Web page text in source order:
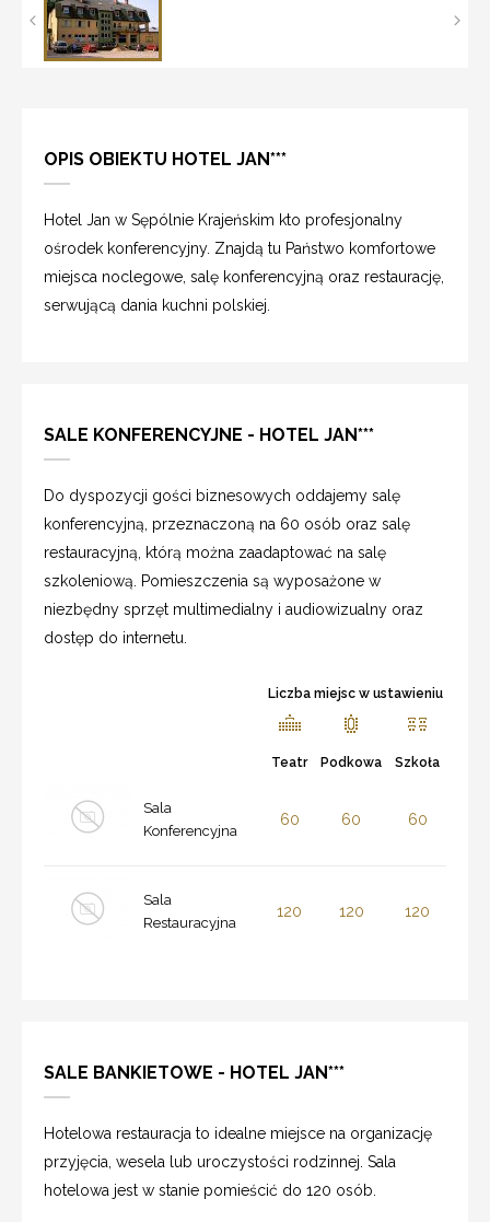
OPIS OBIEKTU HOTEL JAN***
Hotel Jan w Sępólnie Krajeńskim kto profesjonalny
ośrodek konferencyjny. Znajdą tu Państwo komfortowe
miejsca noclegowe, salę konferencyjną oraz restaurację,
serwującą dania kuchni polskiej.
SALE KONFERENCYJNE - HOTEL JAN***
Do dyspozycji gości biznesowych oddajemy salę
konferencyjną, przeznaczoną na 60 osób oraz salę
restauracyjną, którą można zaadaptować na salę
szkoleniową. Pomieszczenia są wyposażone w
niezbędny sprzęt multimedialny i audiowizualny oraz
dostęp do internetu.
Liczba miejsc w ustawieniu
Teatr Podkowa Szkoła
Sala
Konferencyjna
60 60 60
Sala
Restauracyjna
120 120 120
SALE BANKIETOWE - HOTEL JAN***
Hotelowa restauracja to idealne miejsce na organizację
przyjęcia, wesela lub uroczystości rodzinnej. Sala
hotelowa jest w stanie pomieścić do 120 osób.